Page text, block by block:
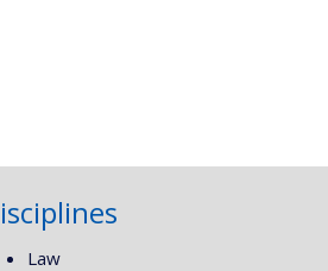
Law